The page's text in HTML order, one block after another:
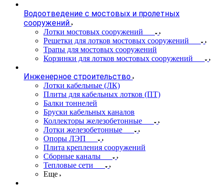
Водоотведение с мостовых и пролетных
сооружений
Лотки мостовых сооружений
Решетки для лотков мостовых сооружений
Трапы для мостовых сооружений
Корзинки для лотков мостовых сооружений
Инженерное строительство
Лотки кабельные (ЛК)
Плиты для кабельных лотков (ПТ)
Балки тоннелей
Бруски кабельных каналов
Коллекторы железобетонные
Лотки железобетонные
Опоры ЛЭП
Плита крепления сооружений
Сборные каналы
Тепловые сети
Еще